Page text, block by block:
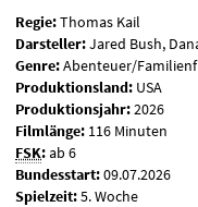
Regie:Thomas Kail
Darsteller:Jared Bush,
Genre:Abenteuer/
Produktionsland: USA
Produktionsjahr:2026
Filmlänge: 116 Minuten
FSK:ab 6
Bundesstart:09.07.2026
Spielzeit:5. Woche